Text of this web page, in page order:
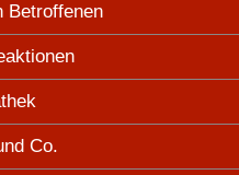
Betroffenen
Co.